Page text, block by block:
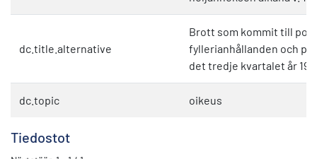
dc.title.alternative
Brott som kommit till
fyllerianhållanden och
det tredje kvartalet år
dc.topic oikeus
Tiedostot